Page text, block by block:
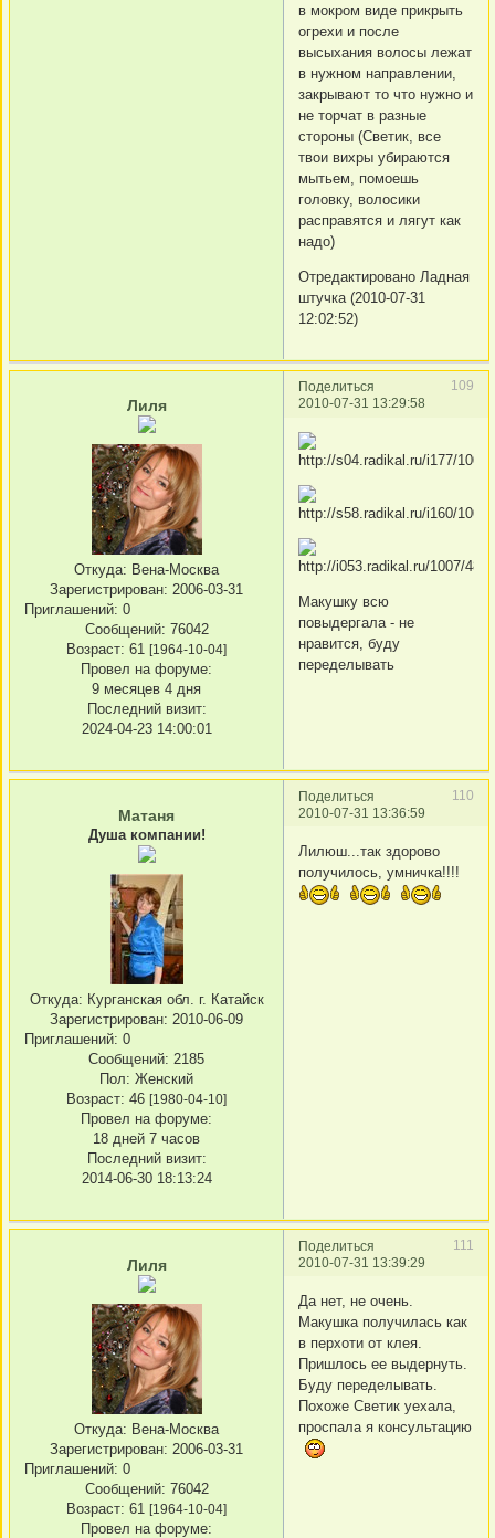
в мокром виде прикрыть
огрехи и после
высыхания волосы лежат
в нужном направлении,
закрывают то что нужно и
не торчат в разные
стороны (Светик, все
твои вихры убираются
мытьем, помоешь
головку, волосики
расправятся и лягут как
надо)
Отредактировано Ладная
штучка (2010-07-31
12:02:52)
Поделиться
109
2010-07-31 13:29:58
Лиля
Откуда: Вена-Москва
Зарегистрирован: 2006-03-31
Приглашений: 0
Сообщений: 76042
Возраст: 61 [1964-10-04]
Провел на форуме:
9 месяцев 4 дня
Последний визит:
2024-04-23 14:00:01
Макушку всю
повыдергала - не
нравится, буду
переделывать
Поделиться
110
2010-07-31 13:36:59
Матаня
Душа компании!
Откуда: Курганская обл. г. Катайск
Зарегистрирован: 2010-06-09
Приглашений: 0
Сообщений: 2185
Пол: Женский
Возраст: 46 [1980-04-10]
Провел на форуме:
18 дней 7 часов
Последний визит:
2014-06-30 18:13:24
Лилюш...так здорово
получилось, умничка!!!!
Поделиться
111
2010-07-31 13:39:29
Лиля
Откуда: Вена-Москва
Зарегистрирован: 2006-03-31
Приглашений: 0
Сообщений: 76042
Возраст: 61 [1964-10-04]
Провел на форуме:
Да нет, не очень.
Макушка получилась как
в перхоти от клея.
Пришлось ее выдернуть.
Буду переделывать.
Похоже Светик уехала,
проспала я консультацию